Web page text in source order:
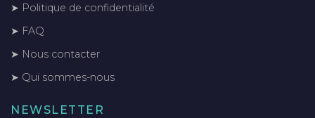
➤ Politique de confidentialité
➤ FAQ
➤ Nous contacter
➤ Qui sommes-nous
NEWSLETTER